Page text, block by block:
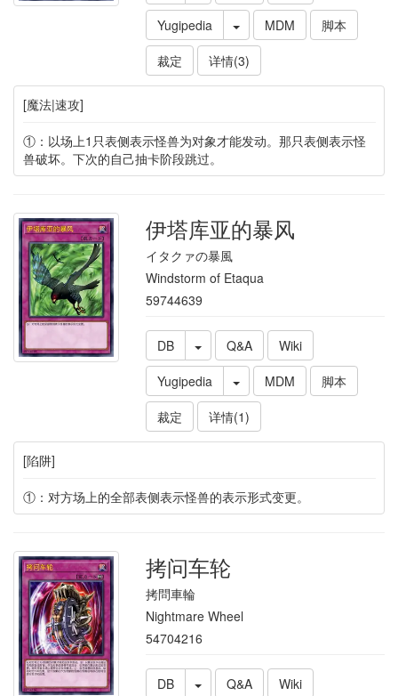
Yugipedia
MDM
脚本
裁定
详情(3)
[魔法|速攻]
①：以场上1只表侧表示怪兽为对象才能发动。那只表侧表示怪
兽破坏。下次的自己抽卡阶段跳过。
伊塔库亚的暴风
イタクァの暴風
Windstorm of Etaqua
59744639
DB Q&A
Wiki
Yugipedia
MDM
脚本
裁定
详情(1)
[陷阱]
①：对方场上的全部表侧表示怪兽的表示形式变更。
拷问车轮
拷問車輪
Nightmare Wheel
54704216
DB Q&A
Wiki